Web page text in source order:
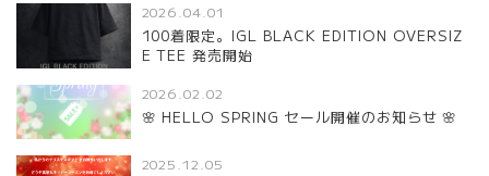
2026.04.01
100着限定。IGL BLACK EDITION OVERSIZ
E TEE 発売開始
2026.02.02
🌸 HELLO SPRING セール開催のお知らせ 🌸
2025.12.05